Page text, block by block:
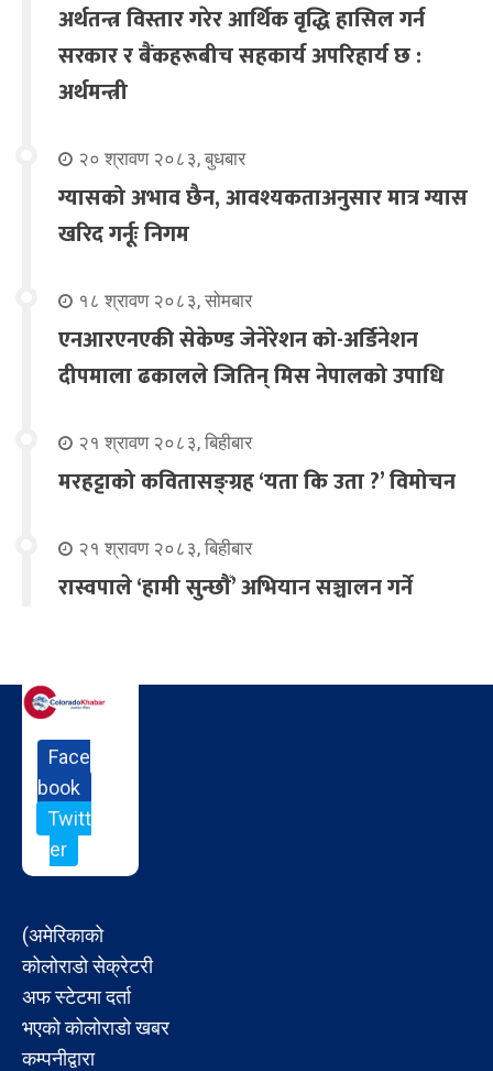
अर्थतन्त्र विस्तार गरेर आर्थिक वृद्धि हासिल गर्न
सरकार र बैंकहरूबीच सहकार्य अपरिहार्य छ :
अर्थमन्त्री
२० श्रावण २०८३, बुधबार
ग्यासको अभाव छैन, आवश्यकताअनुसार मात्र ग्यास
खरिद गर्नूः निगम
१८ श्रावण २०८३, सोमबार
एनआरएनएकी सेकेण्ड जेनेरेशन को-अर्डिनेशन
दीपमाला ढकालले जितिन् मिस नेपालको उपाधि
२१ श्रावण २०८३, बिहीबार
मरहट्टाको कवितासङ्ग्रह ‘यता कि उता ?’ विमोचन
२१ श्रावण २०८३, बिहीबार
रास्वपाले ‘हामी सुन्छौँ’ अभियान सञ्चालन गर्ने
Face
book
Twitt
er
(अमेरिकाको
कोलोराडो सेक्रेटरी
अफ स्टेटमा दर्ता
भएको कोलोराडो खबर
कम्पनीद्वारा